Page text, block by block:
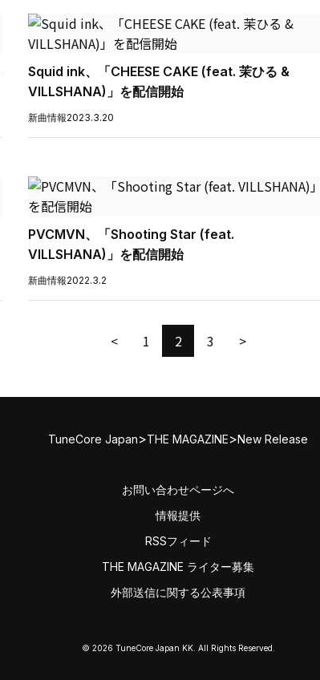
Squid ink、「CHEESE CAKE (feat. 茉ひる &
VILLSHANA)」を配信開始
新曲情報2023.3.20
PVCMVN、「Shooting Star (feat.
VILLSHANA)」を配信開始
新曲情報2022.3.2
< 1 2 3 >
TuneCore Japan>THE MAGAZINE>New Release
お問い合わせページへ
情報提供
RSSフィード
THE MAGAZINE ライター募集
外部送信に関する公表事項
© 2026 TuneCore Japan KK. All Rights Reserved.